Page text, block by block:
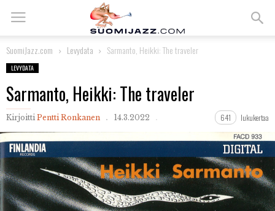
SuomiJazz.com Levydata Sarmanto, Heikki: The traveler
LEVYDATA
Sarmanto, Heikki: The traveler
Kirjoitti Pentti Ronkanen 14.3.2022 641 lukukertaa